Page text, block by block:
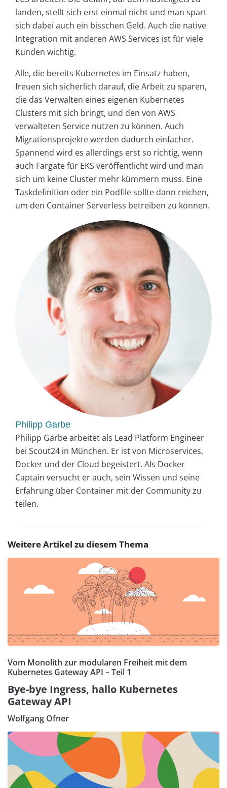
landen, stellt sich erst einmal nicht und man spart
sich dabei auch ein bisschen Geld. Auch die native
Integration mit anderen AWS Services ist für viele
Kunden wichtig.
Alle, die bereits Kubernetes im Einsatz haben,
freuen sich sicherlich darauf, die Arbeit zu sparen,
die das Verwalten eines eigenen Kubernetes
Clusters mit sich bringt, und den von AWS
verwalteten Service nutzen zu können. Auch
Migrationsprojekte werden dadurch einfacher.
Spannend wird es allerdings erst so richtig, wenn
auch Fargate für EKS veröffentlicht wird und man
sich um keine Cluster mehr kümmern muss. Eine
Taskdefinition oder ein Podfile sollte dann reichen,
um den Container Serverless betreiben zu können.
Philipp Garbe
Philipp Garbe arbeitet als Lead Platform Engineer
bei Scout24 in München. Er ist von Microservices,
Docker und der Cloud begeistert. Als Docker
Captain versucht er auch, sein Wissen und seine
Erfahrung über Container mit der Community zu
teilen.
Weitere Artikel zu diesem Thema
Vom Monolith zur modularen Freiheit mit dem
Kubernetes Gateway API – Teil 1
Bye-bye Ingress, hallo Kubernetes
Gateway API
Wolfgang Ofner